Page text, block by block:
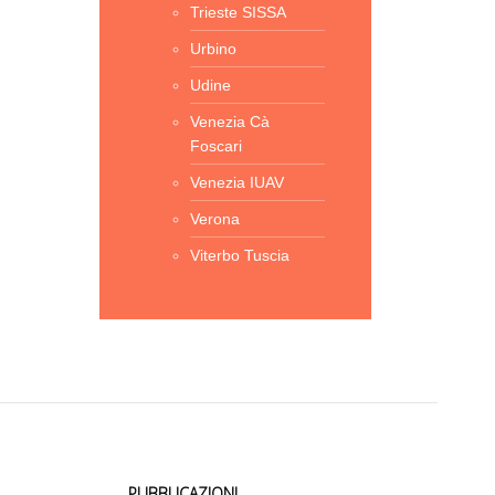
Trieste SISSA
Urbino
Udine
Venezia Cà
Foscari
Venezia IUAV
Verona
Viterbo Tuscia